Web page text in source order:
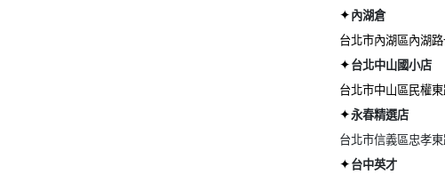
✦ 內湖倉
台北市內湖區內湖
✦ 台北中山國小店
台北市中山區民權
✦永春精選店
台北市信義區忠孝
✦ 台中英才